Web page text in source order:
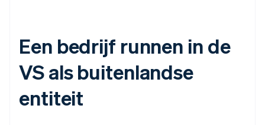
Een bedrijf runnen in de
VS als buitenlandse
entiteit